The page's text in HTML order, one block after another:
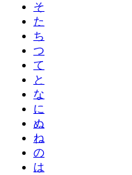
そ
た
ち
つ
て
と
な
に
ぬ
ね
の
は